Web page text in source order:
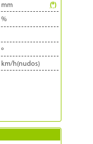
mm
(*)
%
º
km/h(nudos)